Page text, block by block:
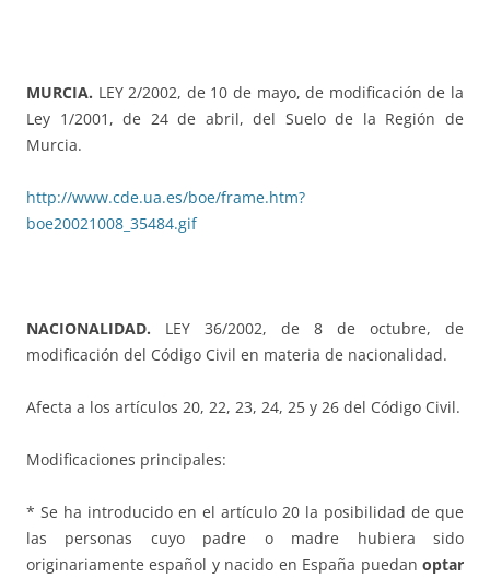
MURCIA. LEY 2/2002, de 10 de mayo, de modificación de la
Ley 1/2001, de 24 de abril, del Suelo de la Región de
Murcia.
http://www.cde.ua.es/boe/frame.htm?
boe20021008_35484.gif
NACIONALIDAD. LEY 36/2002, de 8 de octubre, de
modificación del Código Civil en materia de nacionalidad.
Afecta a los artículos 20, 22, 23, 24, 25 y 26 del Código Civil.
Modificaciones principales:
* Se ha introducido en el artículo 20 la posibilidad de que
las personas cuyo padre o madre hubiera sido
originariamente español y nacido en España puedan optar